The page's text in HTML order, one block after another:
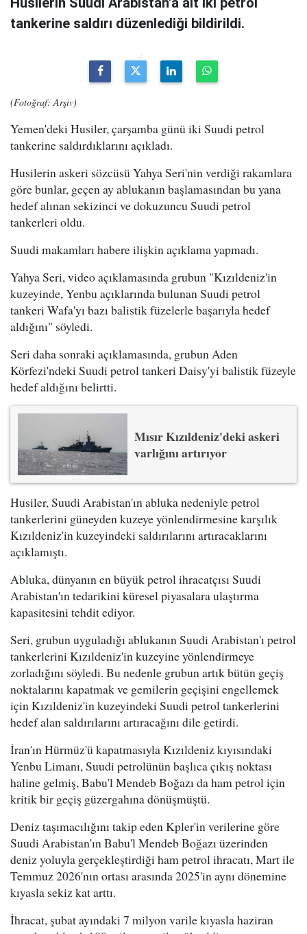
tankerine saldırı düzenlediği bildirildi.
(Fotoğraf: Arşiv)
Yemen'deki Husiler, çarşamba günü iki Suudi petrol
tankerine saldırdıklarını açıkladı.
Husilerin askeri sözcüsü Yahya Seri'nin verdiği rakamlara
göre bunlar, geçen ay ablukanın başlamasından bu yana
hedef alınan sekizinci ve dokuzuncu Suudi petrol
tankerleri oldu.
Suudi makamları habere ilişkin açıklama yapmadı.
Yahya Seri, video açıklamasında grubun "Kızıldeniz'in
kuzeyinde, Yenbu açıklarında bulunan Suudi petrol
tankeri Wafa'yı bazı balistik füzelerle başarıyla hedef
aldığını" söyledi.
Seri daha sonraki açıklamasında, grubun Aden
Körfezi'ndeki Suudi petrol tankeri Daisy'yi balistik füzeyle
hedef aldığını belirtti.
Mısır Kızıldeniz'deki askeri
varlığını artırıyor
Husiler, Suudi Arabistan'ın abluka nedeniyle petrol
tankerlerini güneyden kuzeye yönlendirmesine karşılık
Kızıldeniz'in kuzeyindeki saldırılarını artıracaklarını
açıklamıştı.
Abluka, dünyanın en büyük petrol ihracatçısı Suudi
Arabistan'ın tedarikini küresel piyasalara ulaştırma
kapasitesini tehdit ediyor.
Seri, grubun uyguladığı ablukanın Suudi Arabistan'ı petrol
tankerlerini Kızıldeniz'in kuzeyine yönlendirmeye
zorladığını söyledi. Bu nedenle grubun artık bütün geçiş
noktalarını kapatmak ve gemilerin geçişini engellemek
için Kızıldeniz'in kuzeyindeki Suudi petrol tankerlerini
hedef alan saldırılarını artıracağını dile getirdi.
İran'ın Hürmüz'ü kapatmasıyla Kızıldeniz kıyısındaki
Yenbu Limanı, Suudi petrolünün başlıca çıkış noktası
haline gelmiş, Babu'l Mendeb Boğazı da ham petrol için
kritik bir geçiş güzergahına dönüşmüştü.
Deniz taşımacılığını takip eden Kpler'in verilerine göre
Suudi Arabistan'ın Babu'l Mendeb Boğazı üzerinden
deniz yoluyla gerçekleştirdiği ham petrol ihracatı, Mart ile
Temmuz 2026'nın ortası arasında 2025'in aynı dönemine
kıyasla sekiz kat arttı.
İhracat, şubat ayındaki 7 milyon varile kıyasla haziran